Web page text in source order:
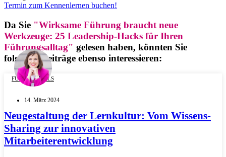
Termin zum Kennenlernen buchen!
Da Sie "Wirksame Führung braucht neue
Werkzeuge: 25 Leadership-Hacks für Ihren
Führungsalltag" gelesen haben, könnten Sie
folgende Beiträge ebenso interessieren:
FUTURE SKILLS
14. März 2024
Neugestaltung der Lernkultur: Vom Wissens-
Sharing zur innovativen
Mitarbeiterentwicklung